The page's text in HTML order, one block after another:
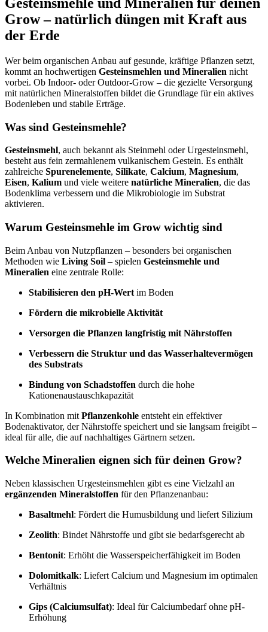
Grow – natürlich düngen mit Kraft aus
der Erde
Wer beim organischen Anbau auf gesunde, kräftige Pflanzen setzt,
kommt an hochwertigen Gesteinsmehlen und Mineralien nicht
vorbei. Ob Indoor- oder Outdoor-Grow – die gezielte Versorgung
mit natürlichen Mineralstoffen bildet die Grundlage für ein aktives
Bodenleben und stabile Erträge.
Was sind Gesteinsmehle?
Gesteinsmehl, auch bekannt als Steinmehl oder Urgesteinsmehl,
besteht aus fein zermahlenem vulkanischem Gestein. Es enthält
zahlreiche Spurenelemente, Silikate, Calcium, Magnesium,
Eisen, Kalium und viele weitere natürliche Mineralien, die das
Bodenklima verbessern und die Mikrobiologie im Substrat
aktivieren.
Warum Gesteinsmehle im Grow wichtig sind
Beim Anbau von Nutzpflanzen – besonders bei organischen
Methoden wie Living Soil – spielen Gesteinsmehle und
Mineralien eine zentrale Rolle:
Stabilisieren den pH-Wert im Boden
Fördern die mikrobielle Aktivität
Versorgen die Pflanzen langfristig mit Nährstoffen
Verbessern die Struktur und das Wasserhaltevermögen
des Substrats
Bindung von Schadstoffen durch die hohe
Kationenaustauschkapazität
In Kombination mit Pflanzenkohle entsteht ein effektiver
Bodenaktivator, der Nährstoffe speichert und sie langsam freigibt –
ideal für alle, die auf nachhaltiges Gärtnern setzen.
Welche Mineralien eignen sich für deinen Grow?
Neben klassischen Urgesteinsmehlen gibt es eine Vielzahl an
ergänzenden Mineralstoffen für den Pflanzenanbau:
Basaltmehl: Fördert die Humusbildung und liefert Silizium
Zeolith: Bindet Nährstoffe und gibt sie bedarfsgerecht ab
Bentonit: Erhöht die Wasserspeicherfähigkeit im Boden
Dolomitkalk: Liefert Calcium und Magnesium im optimalen
Verhältnis
Gips (Calciumsulfat): Ideal für Calciumbedarf ohne pH-
Erhöhung